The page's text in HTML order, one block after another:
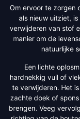
Om ervoor te zorgen
als nieuw uitziet,
verwijderen van stof
manier om de
natuurlijke
Een lichte
hardnekkig vuil of
te verwijderen. Het
zachte doek of
brengen. Veeg